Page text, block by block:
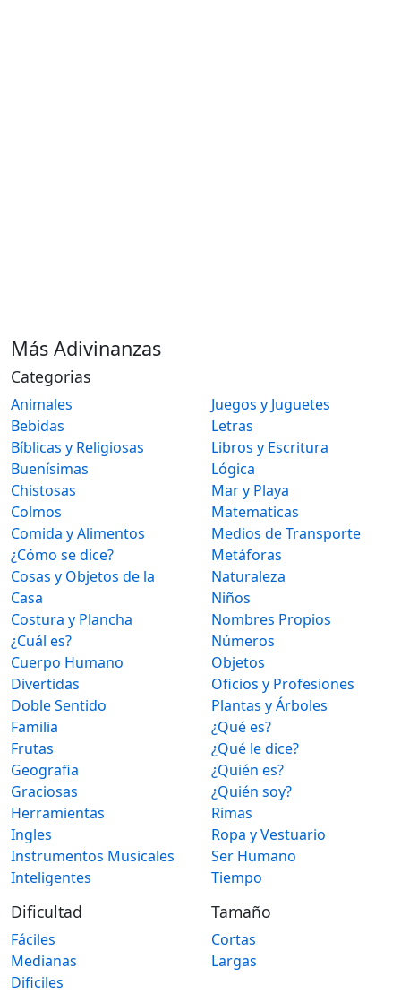
Más Adivinanzas
Categorias
Animales
Bebidas
Bíblicas y Religiosas
Buenísimas
Chistosas
Colmos
Comida y Alimentos
¿Cómo se dice?
Cosas y Objetos de la
Casa
Costura y Plancha
¿Cuál es?
Cuerpo Humano
Divertidas
Doble Sentido
Familia
Frutas
Geografia
Graciosas
Herramientas
Ingles
Instrumentos Musicales
Inteligentes
Juegos y Juguetes
Letras
Libros y Escritura
Lógica
Mar y Playa
Matematicas
Medios de Transporte
Metáforas
Naturaleza
Niños
Nombres Propios
Números
Objetos
Oficios y Profesiones
Plantas y Árboles
¿Qué es?
¿Qué le dice?
¿Quién es?
¿Quién soy?
Rimas
Ropa y Vestuario
Ser Humano
Tiempo
Dificultad
Fáciles
Medianas
Dificiles
Tamaño
Cortas
Largas